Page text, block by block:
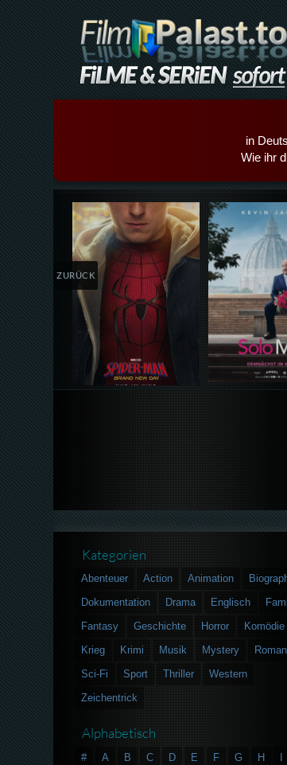
in
Wie ihr
Details,Play Details,Play
ZURÜCK
Kategorien
Abenteuer Action Animation
Dokumentation
Drama Englisch
Fantasy
Geschichte Horror
Komödie
Krieg
Krimi Musik Mystery
Sci-Fi
Sport Thriller
Western
Zeichentrick
Alphabetisch
# A B C D E F G H